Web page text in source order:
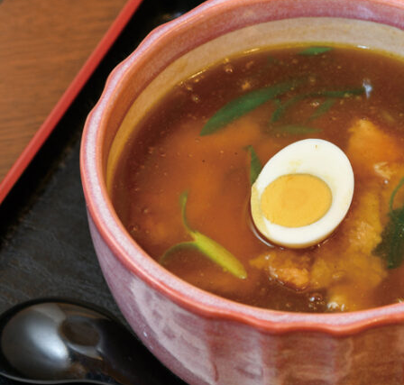
ABOUT US
Instagram
チケットプレゼント応募
MAIN MENU
SERIES
カレーが好き